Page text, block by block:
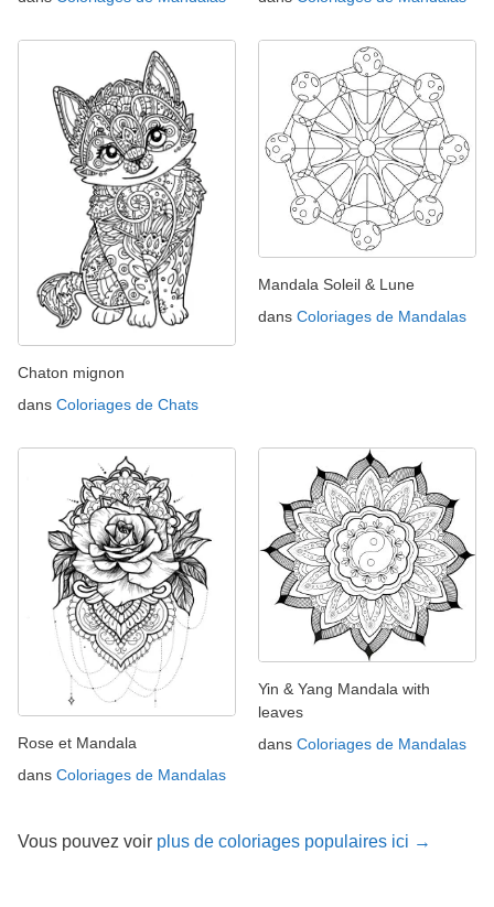
Chaton mignon
dans Coloriages de Chats
Mandala Soleil & Lune
dans Coloriages de Mandalas
Rose et Mandala
dans Coloriages de Mandalas
Yin & Yang Mandala with
leaves
dans Coloriages de Mandalas
Vous pouvez voir plus de coloriages populaires ici →